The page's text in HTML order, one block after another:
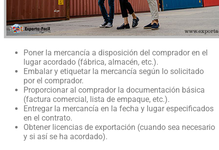
Poner la mercancía a disposición del comprador en el
lugar acordado (fábrica, almacén, etc.).
Embalar y etiquetar la mercancía según lo solicitado
por el comprador.
Proporcionar al comprador la documentación básica
(factura comercial, lista de empaque, etc.).
Entregar la mercancía en la fecha y lugar especificados
en el contrato.
Obtener licencias de exportación (cuando sea necesario
y si así se ha acordado).